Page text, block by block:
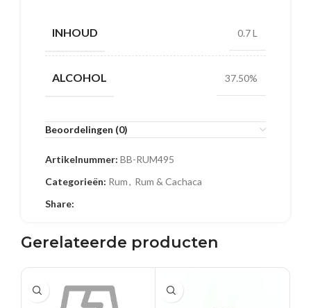
INHOUD 0.7 L
ALCOHOL 37.50%
Beoordelingen (0)
Artikelnummer: BB-RUM495
Categorieën: Rum, Rum & Cachaca
Share:
Gerelateerde producten
0.7 L 0.7 L